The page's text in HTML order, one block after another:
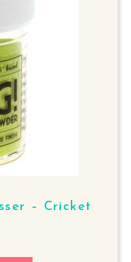
– Cricket